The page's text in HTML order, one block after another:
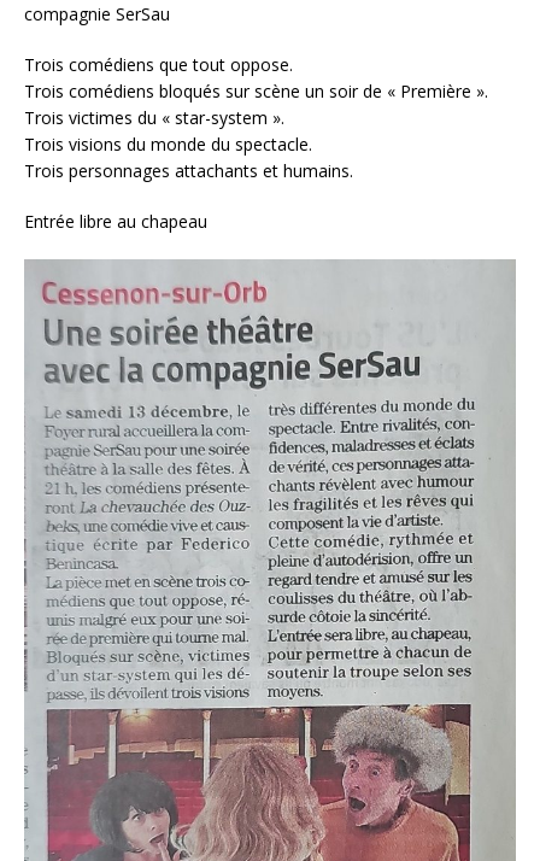
compagnie SerSau
Trois comédiens que tout oppose.
Trois comédiens bloqués sur scène un soir de « Première ».
Trois victimes du « star-system ».
Trois visions du monde du spectacle.
Trois personnages attachants et humains.
Entrée libre au chapeau